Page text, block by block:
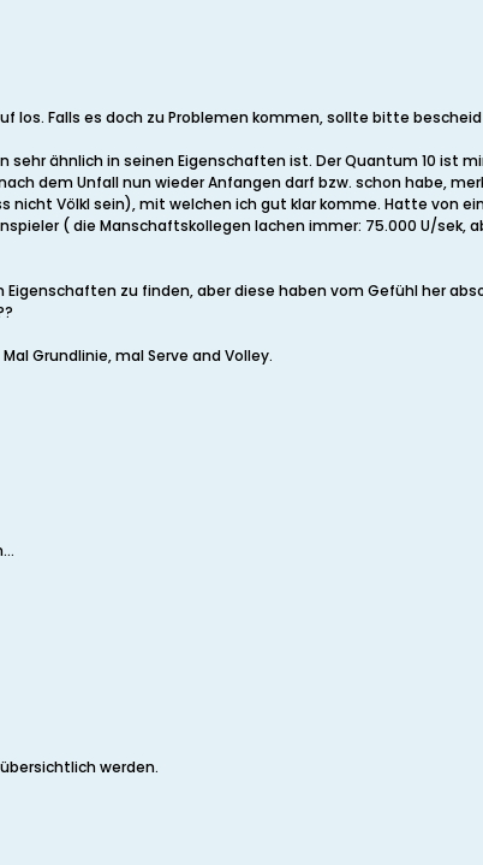
Falls es doch zu Problemen kommen, sollte bitte bescheid
ähnlich in seinen Eigenschaften ist. Der Quantum 10 ist
dem Unfall nun wieder Anfangen darf bzw. schon habe,
nicht Völkl sein), mit welchen ich gut klar komme. Hatte von
( die Manschaftskollegen lachen immer: 75.000 U/sek,
zu finden, aber diese haben vom Gefühl her
Grundlinie, mal Serve and Volley.
werden.